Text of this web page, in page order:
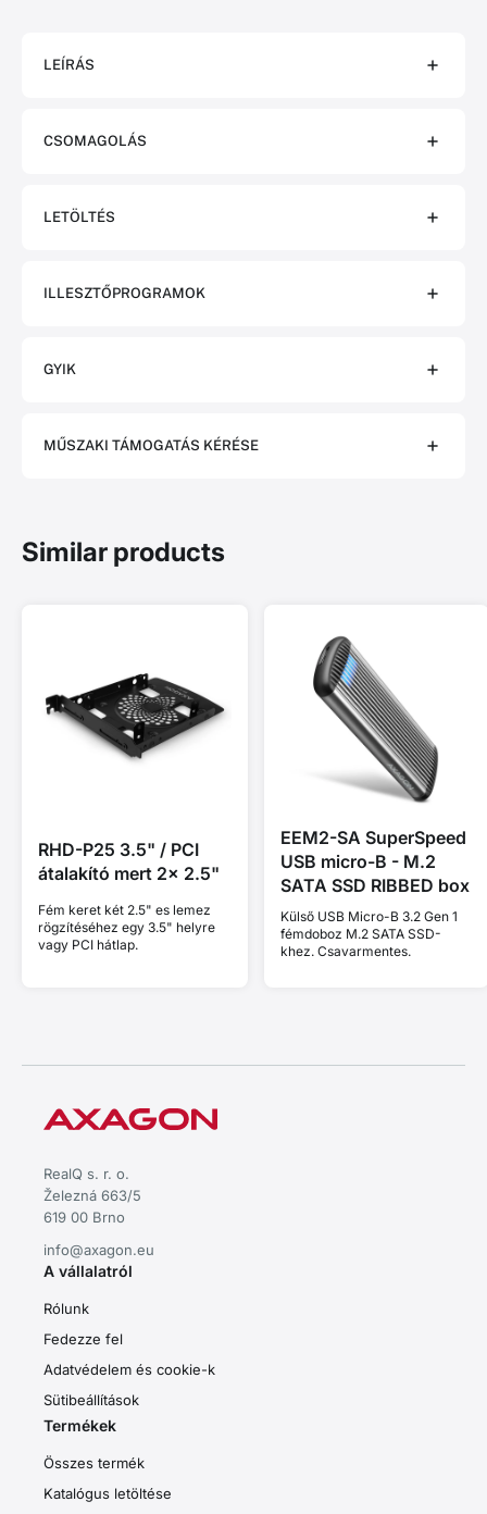
LEÍRÁS
CSOMAGOLÁS
LETÖLTÉS
ILLESZTŐPROGRAMOK
GYIK
MŰSZAKI TÁMOGATÁS KÉRÉSE
Similar products
RHD-P25 3.5" / PCI
átalakító mert 2x 2.5"
Fém keret két 2.5" es lemez
rögzítéséhez egy 3.5" helyre
vagy PCI hátlap.
EEM2-SA SuperSpeed
USB micro-B - M.2
SATA SSD RIBBED box
Külső USB Micro-B 3.2 Gen 1
fémdoboz M.2 SATA SSD-
khez. Csavarmentes.
RealQ s. r. o.
Železná 663/5
619 00 Brno
info@axagon.eu
A vállalatról
Rólunk
Fedezze fel
Adatvédelem és cookie-k
Sütibeállítások
Termékek
Összes termék
Katalógus letöltése